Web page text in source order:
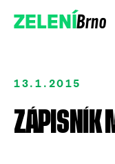
ZELENÍBrno
13.1.2015
ZÁPISNÍK